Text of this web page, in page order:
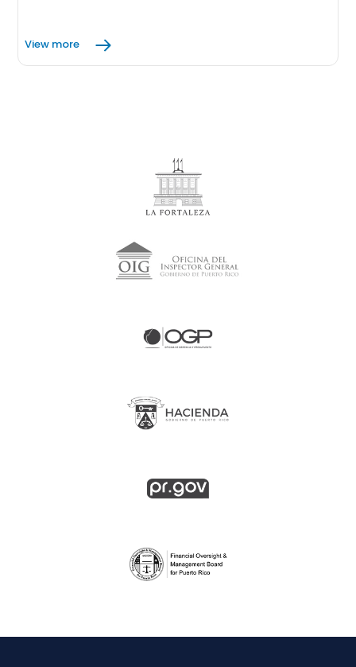
View more